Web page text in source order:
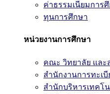
ค่าธรรมเนียมการ
ทุนการศึกษา
หน่วยงานการศึกษา
คณะ วิทยาลัย และ
สำนักงานการทะเ
สำนักบริหารเทคโ